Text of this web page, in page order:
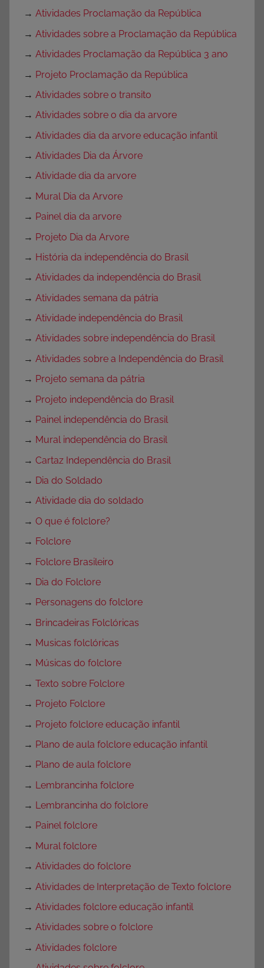
→ Atividades Proclamação da República
→ Atividades sobre a Proclamação da República
→ Atividades Proclamação da República 3 ano
→ Projeto Proclamação da República
→ Atividades sobre o transito
→ Atividades sobre o dia da arvore
→ Atividades dia da arvore educação infantil
→ Atividades Dia da Árvore
→ Atividade dia da arvore
→ Mural Dia da Arvore
→ Painel dia da arvore
→ Projeto Dia da Arvore
→ História da independência do Brasil
→ Atividades da independência do Brasil
→ Atividades semana da pátria
→ Atividade independência do Brasil
→ Atividades sobre independência do Brasil
→ Atividades sobre a Independência do Brasil
→ Projeto semana da pátria
→ Projeto independência do Brasil
→ Painel independência do Brasil
→ Mural independência do Brasil
→ Cartaz Independência do Brasil
→ Dia do Soldado
→ Atividade dia do soldado
→ O que é folclore?
→ Folclore
→ Folclore Brasileiro
→ Dia do Folclore
→ Personagens do folclore
→ Brincadeiras Folclóricas
→ Musicas folclóricas
→ Músicas do folclore
→ Texto sobre Folclore
→ Projeto Folclore
→ Projeto folclore educação infantil
→ Plano de aula folclore educação infantil
→ Plano de aula folclore
→ Lembrancinha folclore
→ Lembrancinha do folclore
→ Painel folclore
→ Mural folclore
→ Atividades do folclore
→ Atividades de Interpretação de Texto folclore
→ Atividades folclore educação infantil
→ Atividades sobre o folclore
→ Atividades folclore